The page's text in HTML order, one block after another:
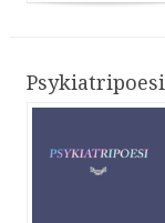
Psykiatripoesi